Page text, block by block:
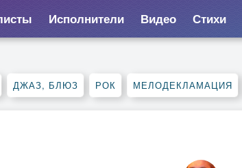
Исполнители Видео Стихи
ДЖАЗ, БЛЮЗ РОК МЕЛОДЕКЛАМАЦИЯ